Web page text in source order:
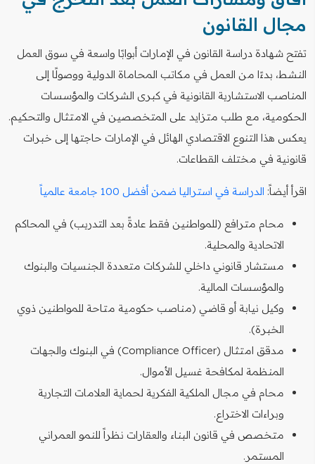
مجال القانون
تفتح شهادة دراسة القانون في الإمارات أبوابًا واسعة في سوق العمل
النشط، بدءًا من العمل في مكاتب المحاماة الدولية ووصولًا إلى
المناصب الاستشارية القانونية في كبرى الشركات والمؤسسات
الحكومية، مع طلب متزايد على المتخصصين في الامتثال والتحكيم.
يعكس هذا التنوع الاقتصادي الهائل في الإمارات حاجتها إلى خبرات
قانونية في مختلف القطاعات.
اقرأ أيضاً: الدراسة في استراليا ضمن أفضل 100 جامعة عالمياً
محام مترافع (للمواطنين فقط عادةً بعد التدريب) في المحاكم
الاتحادية والمحلية.
مستشار قانوني داخلي للشركات متعددة الجنسيات والبنوك
والمؤسسات المالية.
وكيل نيابة أو قاضي (مناصب حكومية متاحة للمواطنين ذوي
الخبرة).
مدقق امتثال (Compliance Officer) في البنوك والجهات
المنظمة لمكافحة غسيل الأموال.
محام في مجال الملكية الفكرية لحماية العلامات التجارية
وبراءات الاختراع.
متخصص في قانون البناء والعقارات نظراً للنمو العمراني
المستمر.